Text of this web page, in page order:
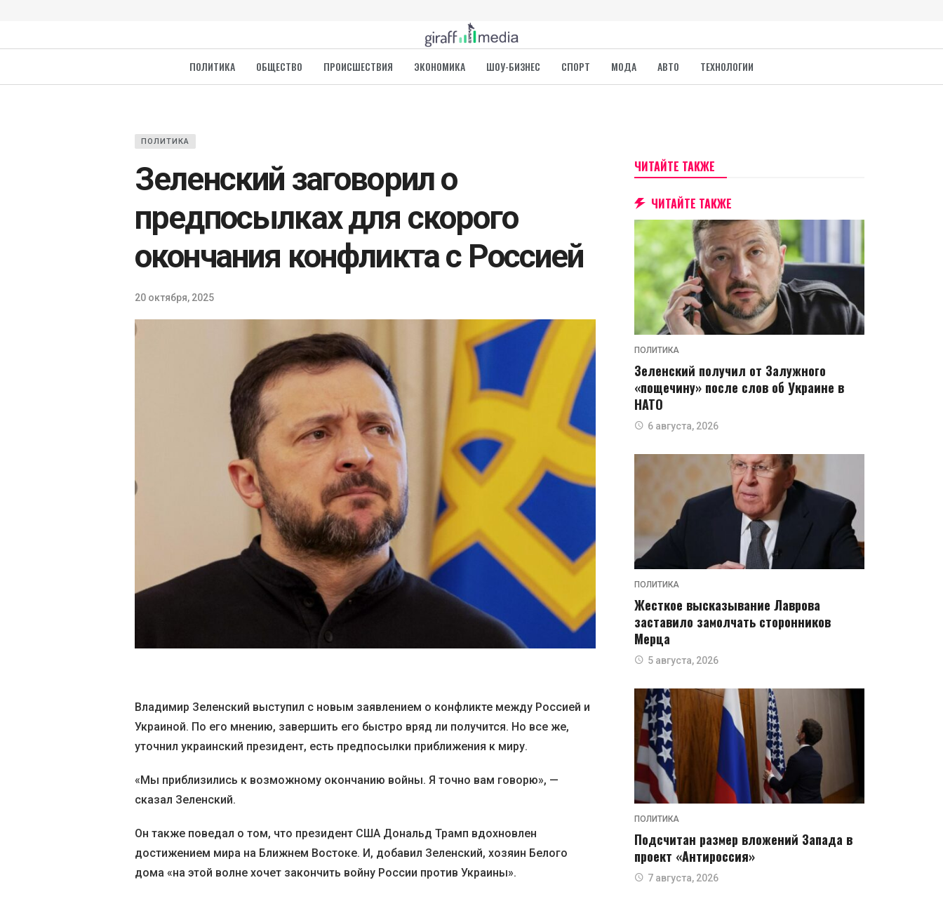
ПОЛИТИКА ОБЩЕСТВО ПРОИСШЕСТВИЯ ЭКОНОМИКА ШОУ-БИЗНЕС СПОРТ МОДА АВТО ТЕХНОЛОГИИ
ПОЛИТИКА
Зеленский заговорил о
предпосылках для скорого
окончания конфликта с Россией
20 октября, 2025
Владимир Зеленский выступил с новым заявлением о конфликте между Россией и
Украиной. По его мнению, завершить его быстро вряд ли получится. Но все же,
уточнил украинский президент, есть предпосылки приближения к миру.
«Мы приблизились к возможному окончанию войны. Я точно вам говорю», —
сказал Зеленский.
Он также поведал о том, что президент США Дональд Трамп вдохновлен
достижением мира на Ближнем Востоке. И, добавил Зеленский, хозяин Белого
дома «на этой волне хочет закончить войну России против Украины».
ЧИТАЙТЕ ТАКЖЕ
ЧИТАЙТЕ ТАКЖЕ
ПОЛИТИКА
Зеленский получил от Залужного
«пощечину» после слов об Украине в
НАТО
6 августа, 2026
ПОЛИТИКА
Жесткое высказывание Лаврова
заставило замолчать сторонников
Мерца
5 августа, 2026
ПОЛИТИКА
Подсчитан размер вложений Запада в
проект «Антироссия»
7 августа, 2026